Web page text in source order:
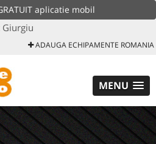
aplicatie mobil
ADAUGA ECHIPAMENTE ROMANIA
MENU